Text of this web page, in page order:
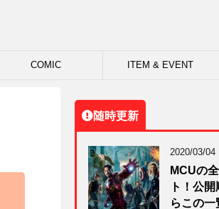
COMIC ITEM & EVENT
随時更新
2020/03/04
MCUの
ト！公
らこの一